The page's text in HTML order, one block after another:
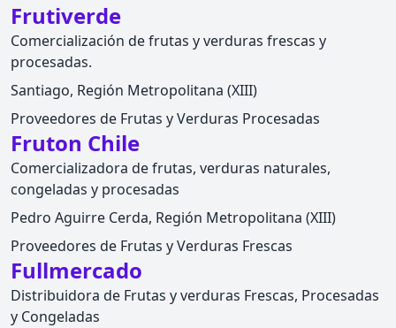
Frutiverde
Comercialización de frutas y verduras frescas y
procesadas.
Santiago, Región Metropolitana (XIII)
Proveedores de Frutas y Verduras Procesadas
Fruton Chile
Comercializadora de frutas, verduras naturales,
congeladas y procesadas
Pedro Aguirre Cerda, Región Metropolitana (XIII)
Proveedores de Frutas y Verduras Frescas
Fullmercado
Distribuidora de Frutas y verduras Frescas, Procesadas
y Congeladas